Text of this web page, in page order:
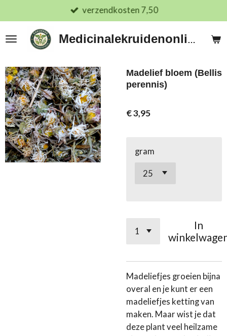
direct
naar
Medicinalekruidenonline.nl
verzendkosten 7,50
Madelief bloem (Bellis
perennis)
€ 3,95
gram
In
Madeliefjes groeien bijna
overal en je kunt er een
madeliefjes ketting van
maken. Maar wist je dat
deze plant veel heilzame